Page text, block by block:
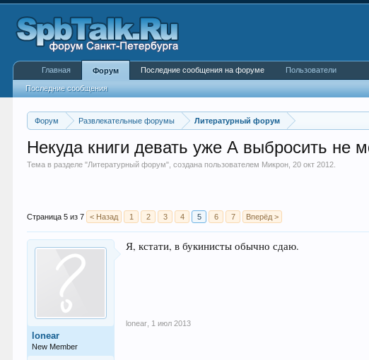
Форум Развлекательные форумы Литературный форум
Некуда книги девать уже А выбросить не
Тема в разделе "Литературный форум", создана пользователем Микрон ,20 окт 2012
Страница 5 из 7 < Назад 1 2 3 4 5 6 7 Вперёд >
lonear
New Member
Я, кстати, в букинисты обычно сдаю.
lonear 1 июл 2013
Главная Форум
Последние сообщения
Последние сообщения на форуме Пользователи